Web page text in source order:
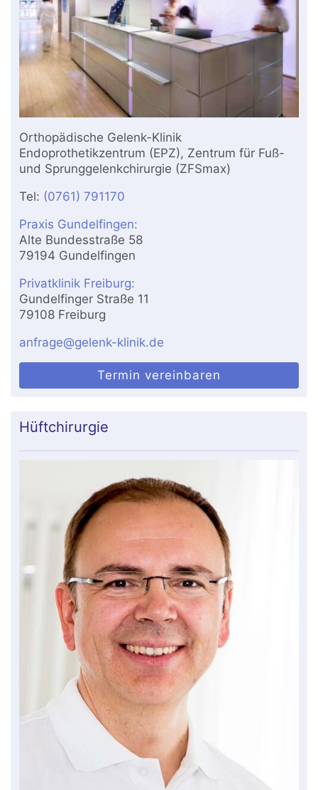
Orthopädische Gelenk-Klinik
Endoprothetikzentrum (EPZ), Zentrum für Fuß-
und Sprunggelenkchirurgie (ZFSmax)
Tel: (0761) 791170
Praxis Gundelfingen:
Alte Bundesstraße 58
79194 Gundelfingen
Privatklinik Freiburg:
Gundelfinger Straße 11
79108 Freiburg
anfrage@gelenk-klinik.de
Termin vereinbaren
Hüftchirurgie